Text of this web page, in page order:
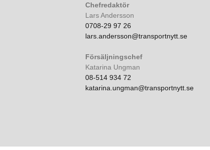
Chefredaktör
Lars Andersson
0708-29 97 26
lars.andersson@transportnytt.se
Försäljningschef
Katarina Ungman
08-514 934 72
katarina.ungman@transportnytt.se